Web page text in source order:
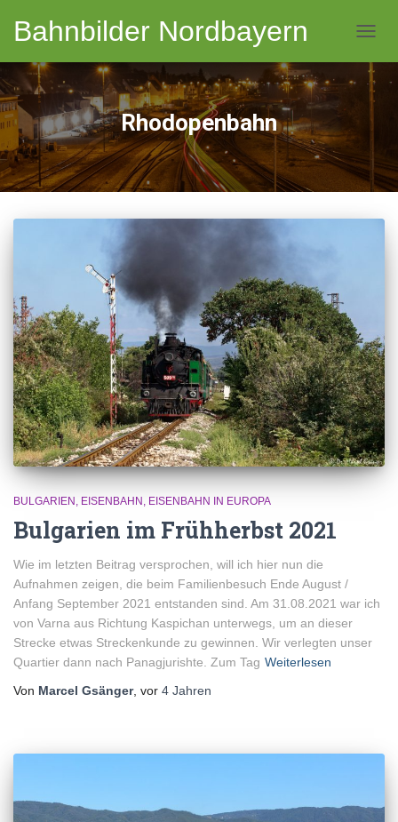
Bahnbilder Nordbayern
Rhodopenbahn
BULGARIEN EISENBAHN EISENBAHN IN EUROPA
Bulgarien im Frühherbst 2021
Wie im letzten Beitrag versprochen, will ich hier nun die
Aufnahmen zeigen, die beim Familienbesuch Ende August /
Anfang September 2021 entstanden sind. Am 31.08.2021 war ich
von Varna aus Richtung Kaspichan unterwegs, um an dieser
Strecke etwas Streckenkunde zu gewinnen. Wir verlegten unser
Quartier dann nach Panagjurishte. Zum Tag Weiterlesen
Von Marcel Gsänger, vor 4 Jahren